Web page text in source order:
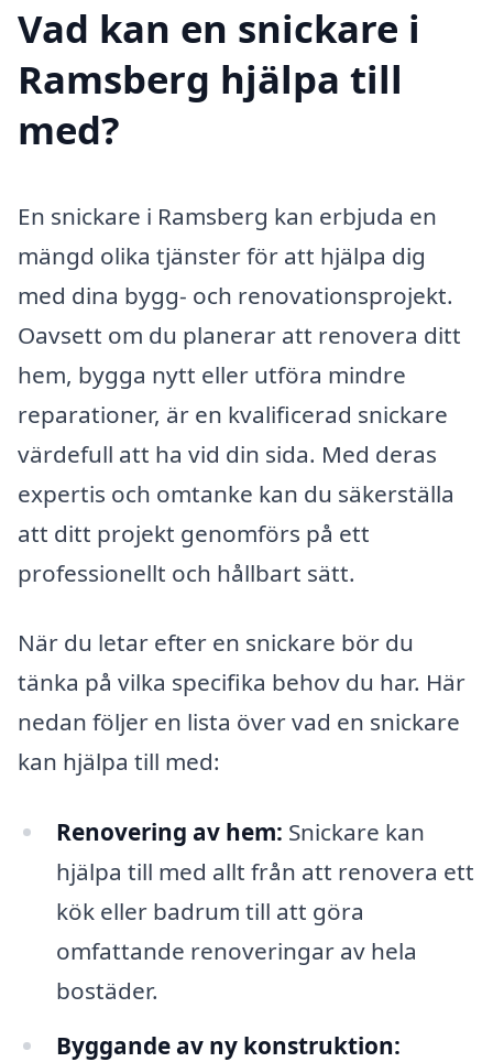
Vad kan en snickare i
Ramsberg hjälpa till
med?
En snickare i Ramsberg kan erbjuda en
mängd olika tjänster för att hjälpa dig
med dina bygg- och renovationsprojekt.
Oavsett om du planerar att renovera ditt
hem, bygga nytt eller utföra mindre
reparationer, är en kvalificerad snickare
värdefull att ha vid din sida. Med deras
expertis och omtanke kan du säkerställa
att ditt projekt genomförs på ett
professionellt och hållbart sätt.
När du letar efter en snickare bör du
tänka på vilka specifika behov du har. Här
nedan följer en lista över vad en snickare
kan hjälpa till med:
Renovering av hem: Snickare kan
hjälpa till med allt från att renovera ett
kök eller badrum till att göra
omfattande renoveringar av hela
bostäder.
Byggande av ny konstruktion: